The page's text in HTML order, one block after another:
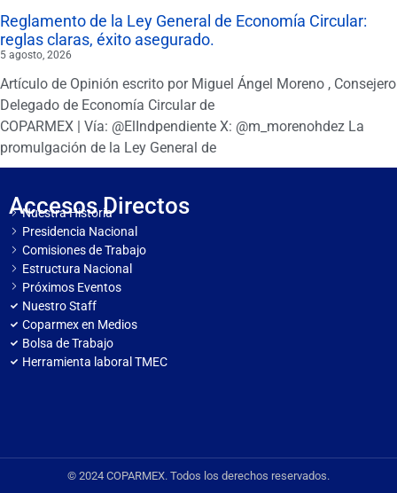
Reglamento de la Ley General de Economía Circular:
reglas claras, éxito asegurado.
5 agosto, 2026
Artículo de Opinión escrito por Miguel Ángel Moreno , Consejero
Delegado de Economía Circular de
COPARMEX | Vía: @ElIndpendiente X: @m_morenohdez La
promulgación de la Ley General de
Accesos Directos
Nuestra Historia
Presidencia Nacional
Comisiones de Trabajo
Estructura Nacional
Próximos Eventos
Nuestro Staff
Coparmex en Medios
Bolsa de Trabajo
Herramienta laboral TMEC
© 2024 COPARMEX. Todos los derechos reservados.